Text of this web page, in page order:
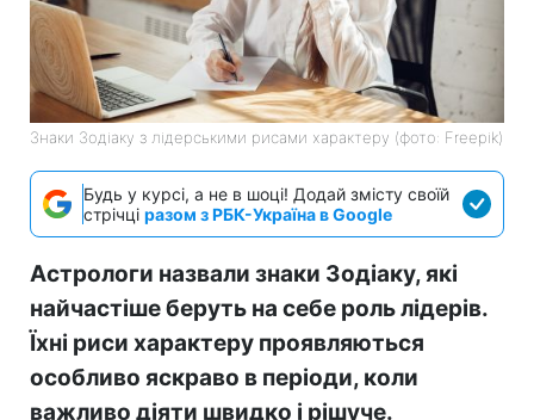
Знаки Зодіаку з лідерськими рисами характеру (фото: Freepik)
Будь у курсі, а не в шоці! Додай змісту своїй
стрічці разом з РБК-Україна в Google
Астрологи назвали знаки Зодіаку, які
найчастіше беруть на себе роль лідерів.
Їхні риси характеру проявляються
особливо яскраво в періоди, коли
важливо діяти швидко і рішуче.